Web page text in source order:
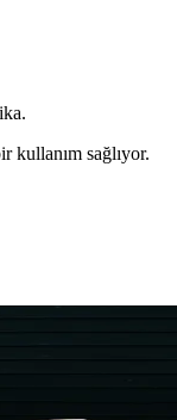
kullanım sağlıyor.